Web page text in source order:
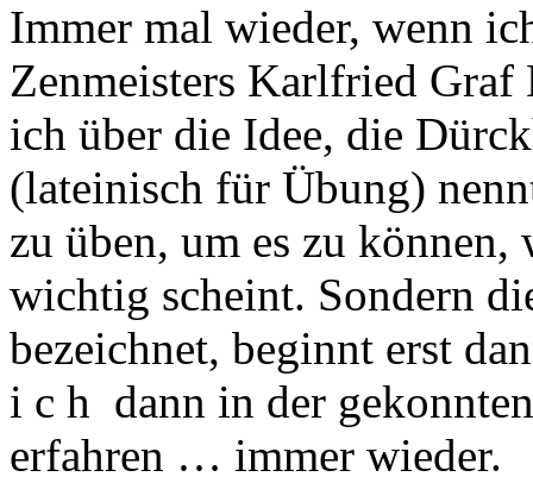
Immer mal wieder, wenn
Zenmeisters Karlfried Graf
ich über die Idee, die
(lateinisch für Übung)
zu üben, um es zu können,
wichtig scheint. Sondern
bezeichnet, beginnt erst
i c h dann in der
erfahren … immer wieder.